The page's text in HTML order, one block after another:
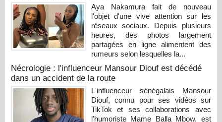
Aya Nakamura fait de nouveau
l'objet d'une vive attention sur les
réseaux sociaux. Depuis plusieurs
heures, des photos largement
partagées en ligne alimentent des
rumeurs selon lesquelles la...
Nécrologie : l'influenceur Mansour Diouf est décédé
dans un accident de la route
L'influenceur sénégalais Mansour
Diouf, connu pour ses vidéos sur
TikTok et ses collaborations avec
l'humoriste Mame Balla Mbow, est